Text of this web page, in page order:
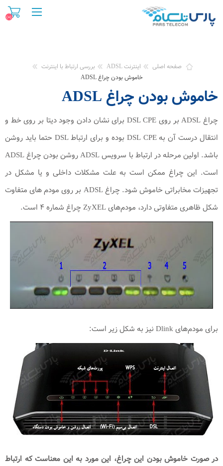
(۰)
صفحه اصلی اینترنت ADSL
بررسی ارتباط با اینترنت
خاموش بودن چراغ ADSL
خاموش بودن چراغ ADSL
چراغ ADSL بر روی DSL CPE برای نشان دادن وجود دیتا بر روی خط و
انتقال درست آن به DSL CPE بوده و برای ارتباط DSL حتما باید روشن
باشد. اولین مرحله در ارتباط با سرویس ADSL روشن بودن چراغ ADSL
است. این چراغ ممکن است به علت مشکلات داخلی و یا مشکل در
تجهیزات مخابراتی خاموش شود. چراغ ADSL بر روی مودم های متفاوت
شکل ظاهری متفاوتی دارد، مودم‌های ZyXEL چراغ شماره ۴ است.
برای مودم‌های Dlink نیز به شکل زیر است:
در صورت خاموش بودن این چراغ، این مورد به این معناست که ارتباط